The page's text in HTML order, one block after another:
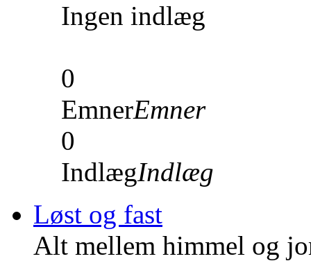
Ingen indlæg
0
EmnerEmner
0
IndlægIndlæg
Løst og fast
Alt mellem himmel og